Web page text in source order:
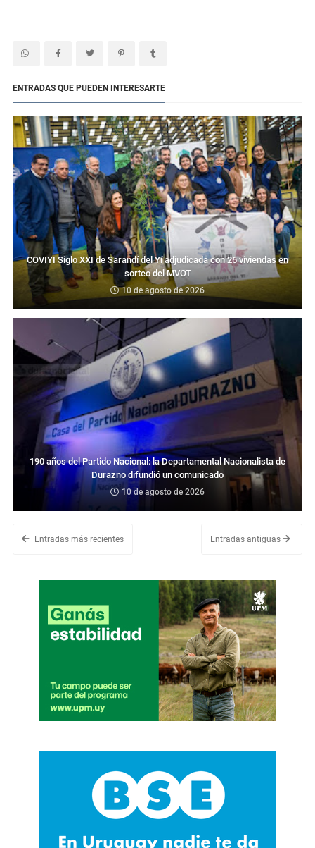
ENTRADAS QUE PUEDEN INTERESARTE
COVIYI Siglo XXI de Sarandí del Yí adjudicada con 26 viviendas en
sorteo del MVOT
10 de agosto de 2026
190 años del Partido Nacional: la Departamental Nacionalista de
Durazno difundió un comunicado
10 de agosto de 2026
Entradas más recientes Entradas antiguas